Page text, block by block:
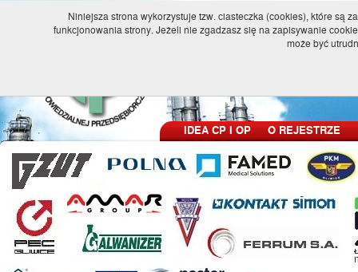
Niniejsza strona wykorzystuje tzw. ciasteczka (cookies), które są
funkcjonowania strony. Jeżeli nie zgadzasz się na zapisywanie
może być
POLSKI
IDEA CP I OP O REJESTRZE